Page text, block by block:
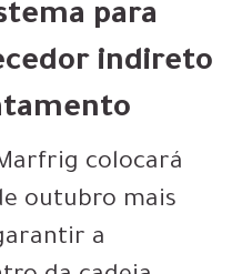
para
indireto
colocará
outubro mais
a